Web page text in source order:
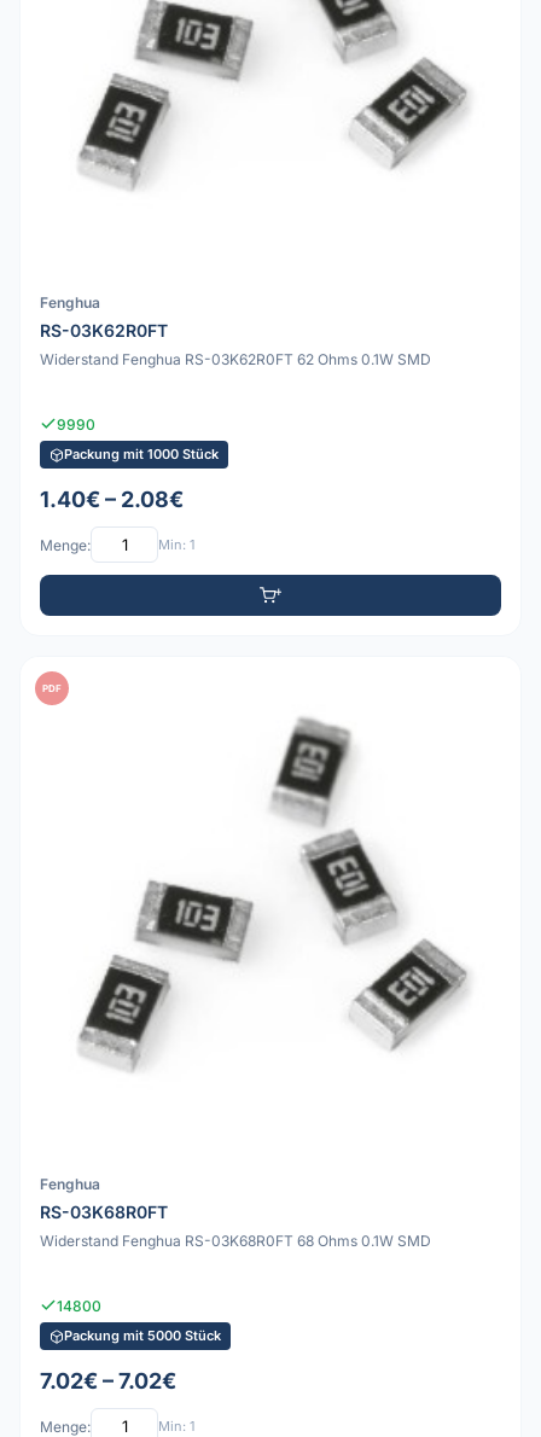
Fenghua
RS-03K62R0FT
Widerstand Fenghua RS-03K62R0FT 62 Ohms 0.1W SMD
9990
Packung mit 1000 Stück
1.40€ – 2.08€
Menge: Min: 1
PDF
Fenghua
RS-03K68R0FT
Widerstand Fenghua RS-03K68R0FT 68 Ohms 0.1W SMD
14800
Packung mit 5000 Stück
7.02€ – 7.02€
Menge: Min: 1